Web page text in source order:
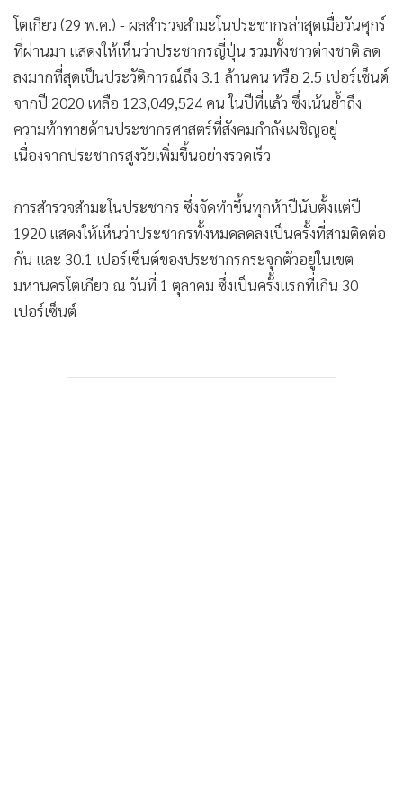
•
• SMEs
อินโดจีน
• กองทุนรวม
• Celeb Online
• ญี่ปุ่น
• News1
• Gotomanager
โตเกียว (29 พ.ค.) - ผลสำรวจสำมะโนประชากรล่าสุดเมื่อวันศุกร์
ที่ผ่านมา แสดงให้เห็นว่าประชากรญี่ปุ่น รวมทั้งชาวต่างชาติ ลด
ลงมากที่สุดเป็นประวัติการณ์ถึง 3.1 ล้านคน หรือ 2.5 เปอร์เซ็นต์
จากปี 2020 เหลือ 123,049,524 คน ในปีที่แล้ว ซึ่งเน้นย้ำถึง
ความท้าทายด้านประชากรศาสตร์ที่สังคมกำลังเผชิญอยู่
เนื่องจากประชากรสูงวัยเพิ่มขึ้นอย่างรวดเร็ว
การสำรวจสำมะโนประชากร ซึ่งจัดทำขึ้นทุกห้าปีนับตั้งแต่ปี
1920 แสดงให้เห็นว่าประชากรทั้งหมดลดลงเป็นครั้งที่สามติดต่อ
กัน และ 30.1 เปอร์เซ็นต์ของประชากรกระจุกตัวอยู่ในเขต
มหานครโตเกียว ณ วันที่ 1 ตุลาคม ซึ่งเป็นครั้งแรกที่เกิน 30
เปอร์เซ็นต์